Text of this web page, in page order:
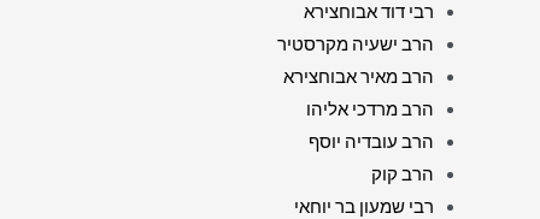
רבי דוד אבוחצירא
הרב ישעיה מקרסטיר
הרב מאיר אבוחצירא
הרב מרדכי אליהו
הרב עובדיה יוסף
הרב קוק
רבי שמעון בר יוחאי